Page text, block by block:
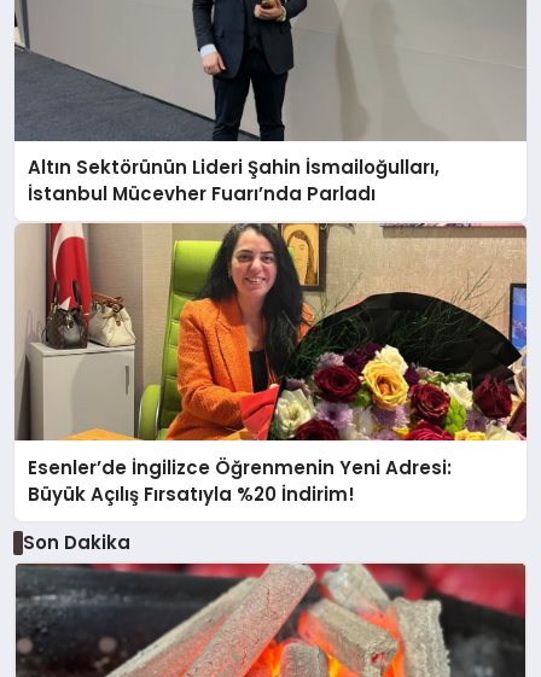
Altın Sektörünün Lideri Şahin İsmailoğulları,
İstanbul Mücevher Fuarı’nda Parladı ￼
Esenler’de İngilizce Öğrenmenin Yeni Adresi:
Büyük Açılış Fırsatıyla %20 İndirim!
Son Dakika